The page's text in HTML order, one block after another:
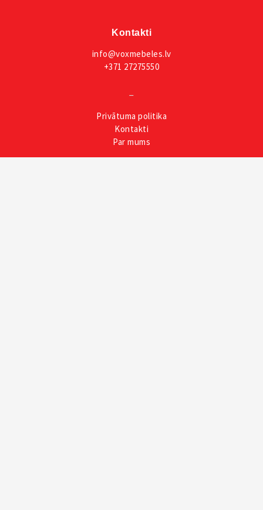
Kontakti
info@voxmebeles.lv
+371 27275550
Privātuma politika
Kontakti
Par mums